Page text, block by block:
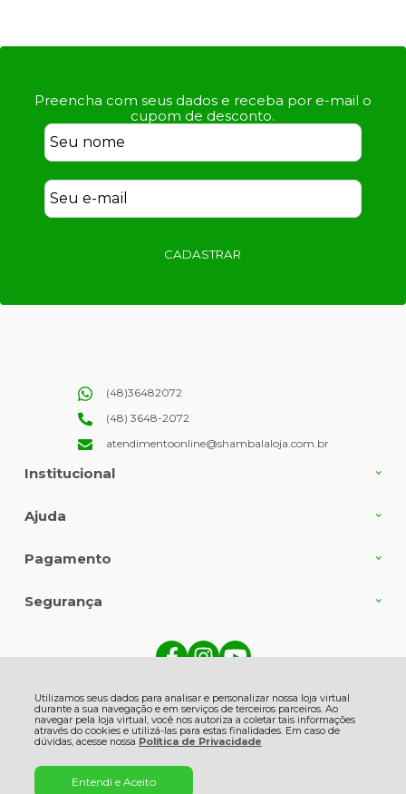
Utilizamos seus dados para analisar e personalizar nossa loja virtual
durante a sua navegação e em serviços de terceiros parceiros. Ao
navegar pela loja virtual, você nos autoriza a coletar tais informações
através do cookies e utilizá-las para estas finalidades. Em caso de
dúvidas, acesse nossa Política de Privacidade
Entendi e Aceito
Preencha com seus dados e receba por e-mail o
cupom de desconto.
CADASTRAR
Institucional
Ajuda
(48)36482072
(48) 3648-2072
atendimentoonline@shambalaloja.com.br
Pagamento
Segurança
Grasso - 513 - Centro - 88735-000 - Gravatal - SC
CNPJ: 82.863.416/0001-06 | © Todos os direitos reservados - Shambala
Naturais - 2026